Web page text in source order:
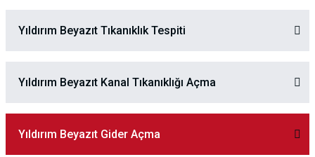
Yıldırım Beyazıt Tıkanıklık Tespiti
Yıldırım Beyazıt Kanal Tıkanıklığı Açma
Yıldırım Beyazıt Gider Açma